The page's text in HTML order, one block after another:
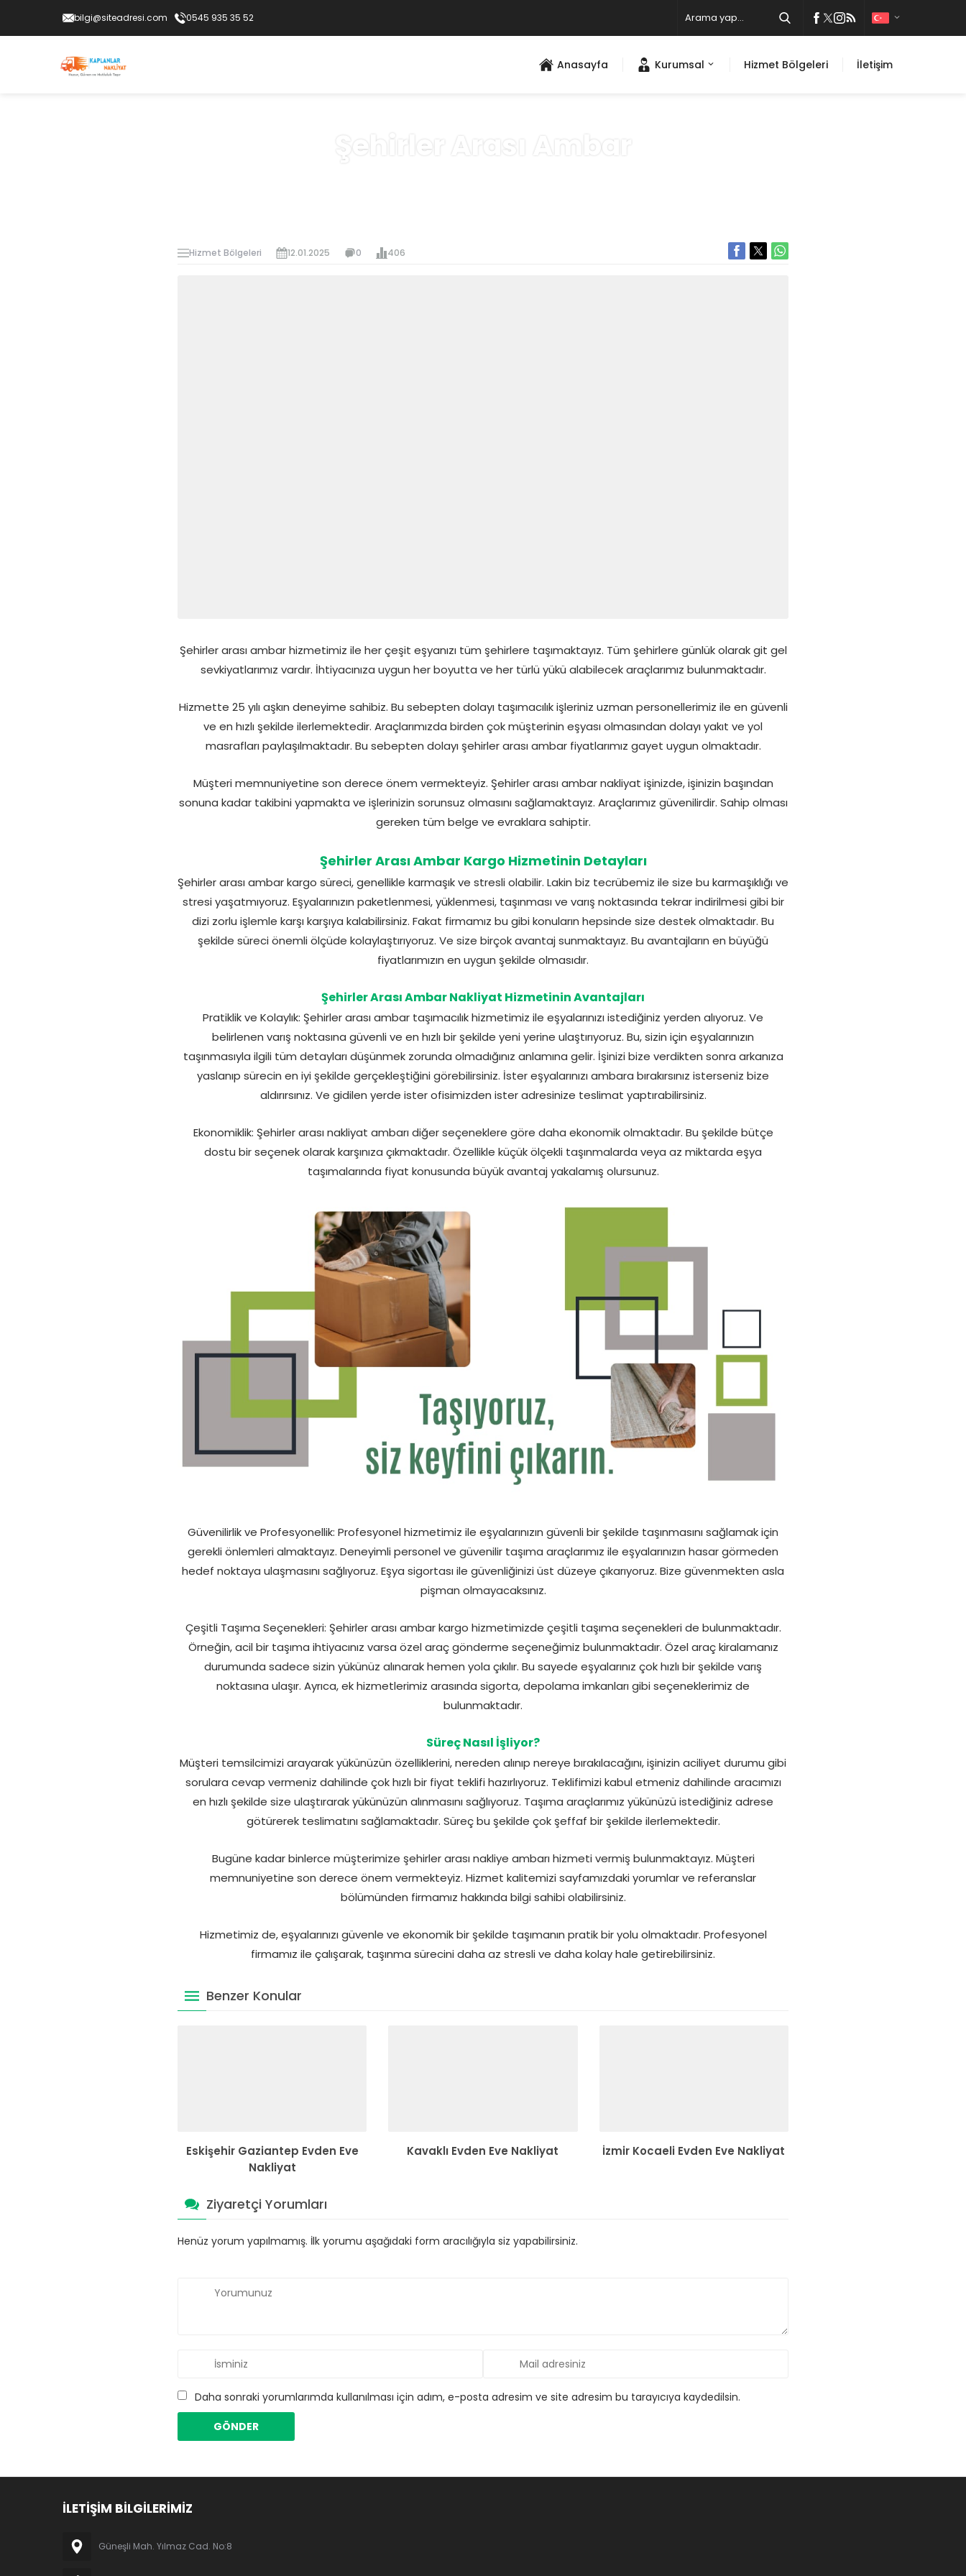
bilgi@siteadresi.com 0545 935 35 52
Anasayfa Kurumsal Hizmet Bölgeleri İletişim
Şehirler Arası Ambar
Hizmet Bölgeleri 12.01.2025 0 406
Şehirler arası ambar hizmetimiz ile her çeşit eşyanızı tüm şehirlere taşımaktayız. Tüm şehirlere günlük olarak git gel
sevkiyatlarımız vardır. İhtiyacınıza uygun her boyutta ve her türlü yükü alabilecek araçlarımız bulunmaktadır.
Hizmette 25 yılı aşkın deneyime sahibiz. Bu sebepten dolayı taşımacılık işleriniz uzman personellerimiz ile en güvenli
ve en hızlı şekilde ilerlemektedir. Araçlarımızda birden çok müşterinin eşyası olmasından dolayı yakıt ve yol
masrafları paylaşılmaktadır. Bu sebepten dolayı şehirler arası ambar fiyatlarımız gayet uygun olmaktadır.
Müşteri memnuniyetine son derece önem vermekteyiz. Şehirler arası ambar nakliyat işinizde, işinizin başından
sonuna kadar takibini yapmakta ve işlerinizin sorunsuz olmasını sağlamaktayız. Araçlarımız güvenilirdir. Sahip olması
gereken tüm belge ve evraklara sahiptir.
Şehirler Arası Ambar Kargo Hizmetinin Detayları
Şehirler arası ambar kargo süreci, genellikle karmaşık ve stresli olabilir. Lakin biz tecrübemiz ile size bu karmaşıklığı ve
stresi yaşatmıyoruz. Eşyalarınızın paketlenmesi, yüklenmesi, taşınması ve varış noktasında tekrar indirilmesi gibi bir
dizi zorlu işlemle karşı karşıya kalabilirsiniz. Fakat firmamız bu gibi konuların hepsinde size destek olmaktadır. Bu
şekilde süreci önemli ölçüde kolaylaştırıyoruz. Ve size birçok avantaj sunmaktayız. Bu avantajların en büyüğü
fiyatlarımızın en uygun şekilde olmasıdır.
Şehirler Arası Ambar Nakliyat Hizmetinin Avantajları
Pratiklik ve Kolaylık: Şehirler arası ambar taşımacılık hizmetimiz ile eşyalarınızı istediğiniz yerden alıyoruz. Ve
belirlenen varış noktasına güvenli ve en hızlı bir şekilde yeni yerine ulaştırıyoruz. Bu, sizin için eşyalarınızın
taşınmasıyla ilgili tüm detayları düşünmek zorunda olmadığınız anlamına gelir. İşinizi bize verdikten sonra arkanıza
yaslanıp sürecin en iyi şekilde gerçekleştiğini görebilirsiniz. İster eşyalarınızı ambara bırakırsınız isterseniz bize
aldırırsınız. Ve gidilen yerde ister ofisimizden ister adresinize teslimat yaptırabilirsiniz.
Ekonomiklik: Şehirler arası nakliyat ambarı diğer seçeneklere göre daha ekonomik olmaktadır. Bu şekilde bütçe
dostu bir seçenek olarak karşınıza çıkmaktadır. Özellikle küçük ölçekli taşınmalarda veya az miktarda eşya
taşımalarında fiyat konusunda büyük avantaj yakalamış olursunuz.
Güvenilirlik ve Profesyonellik: Profesyonel hizmetimiz ile eşyalarınızın güvenli bir şekilde taşınmasını sağlamak için
gerekli önlemleri almaktayız. Deneyimli personel ve güvenilir taşıma araçlarımız ile eşyalarınızın hasar görmeden
hedef noktaya ulaşmasını sağlıyoruz. Eşya sigortası ile güvenliğinizi üst düzeye çıkarıyoruz. Bize güvenmekten asla
pişman olmayacaksınız.
Çeşitli Taşıma Seçenekleri: Şehirler arası ambar kargo hizmetimizde çeşitli taşıma seçenekleri de bulunmaktadır.
Örneğin, acil bir taşıma ihtiyacınız varsa özel araç gönderme seçeneğimiz bulunmaktadır. Özel araç kiralamanız
durumunda sadece sizin yükünüz alınarak hemen yola çıkılır. Bu sayede eşyalarınız çok hızlı bir şekilde varış
noktasına ulaşır. Ayrıca, ek hizmetlerimiz arasında sigorta, depolama imkanları gibi seçeneklerimiz de
bulunmaktadır.
Süreç Nasıl İşliyor?
Müşteri temsilcimizi arayarak yükünüzün özelliklerini, nereden alınıp nereye bırakılacağını, işinizin aciliyet durumu gibi
sorulara cevap vermeniz dahilinde çok hızlı bir fiyat teklifi hazırlıyoruz. Teklifimizi kabul etmeniz dahilinde aracımızı
en hızlı şekilde size ulaştırarak yükünüzün alınmasını sağlıyoruz. Taşıma araçlarımız yükünüzü istediğiniz adrese
götürerek teslimatını sağlamaktadır. Süreç bu şekilde çok şeffaf bir şekilde ilerlemektedir.
Bugüne kadar binlerce müşterimize şehirler arası nakliye ambarı hizmeti vermiş bulunmaktayız. Müşteri
memnuniyetine son derece önem vermekteyiz. Hizmet kalitemizi sayfamızdaki yorumlar ve referanslar
bölümünden firmamız hakkında bilgi sahibi olabilirsiniz.
Hizmetimiz de, eşyalarınızı güvenle ve ekonomik bir şekilde taşımanın pratik bir yolu olmaktadır. Profesyonel
firmamız ile çalışarak, taşınma sürecini daha az stresli ve daha kolay hale getirebilirsiniz.
Benzer Konular
Eskişehir Gaziantep Evden Eve
Nakliyat
Kavaklı Evden Eve Nakliyat İzmir Kocaeli Evden Eve Nakliyat
Ziyaretçi Yorumları
Henüz yorum yapılmamış. İlk yorumu aşağıdaki form aracılığıyla siz yapabilirsiniz.
Daha sonraki yorumlarımda kullanılması için adım, e-posta adresim ve site adresim bu tarayıcıya kaydedilsin.
İLETİŞİM BİLGİLERİMİZ
Güneşli Mah. Yılmaz Cad. No:8